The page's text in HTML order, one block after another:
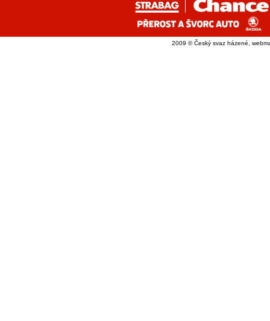
2009 © Český svaz házené,